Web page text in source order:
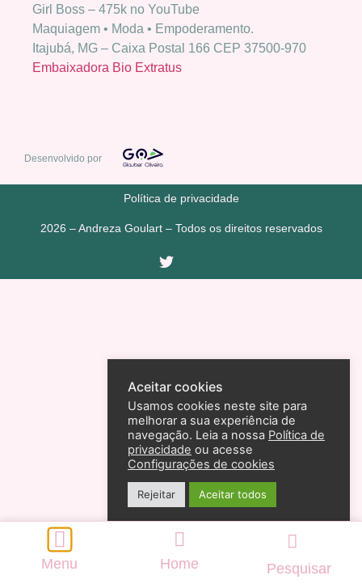
Girl Boss – 475k no YouTube
Maquiagem • Moda • Empoderamento.
Itajubá, MG – Caixa Postal 166 CEP 37500-970
Embaixadora Bio Extratus
Desenvolvido por
Política de privacidade
2026 – Andreza Goulart – Todos os direitos reservados
Aceitar cookies
Usamos cookies neste site para
melhorar a sua experiência de
navegação. Leia a nossa Política de
privacidade ou acesse
Configurações de cookies
Rejeitar Aceitar todos
Menu Home Pesquisar